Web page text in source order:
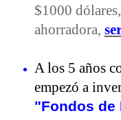
$1000
ahorradora,
A los 5 años
empezó a
"Fondos de